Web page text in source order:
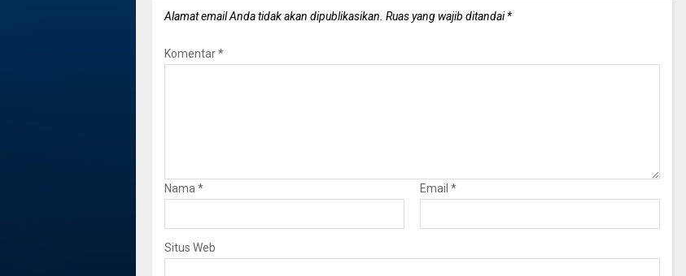
Alamat email Anda tidak akan dipublikasikan. Ruas yang wajib ditandai*
Komentar*
Nama* Email *
Situs Web